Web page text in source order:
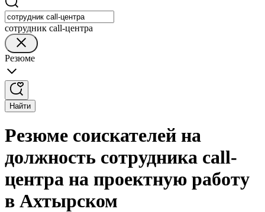
сотрудник call-центра
Резюме
Найти
Резюме соискателей на
должность сотрудника call-
центра на проектную работу
в Ахтырском